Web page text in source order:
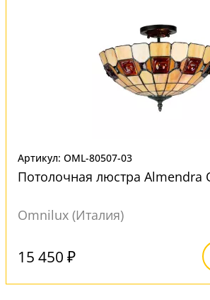
Артикул: OML-80507-03
Потолочная люстра Almendra
Omnilux (Италия)
15 450 ₽